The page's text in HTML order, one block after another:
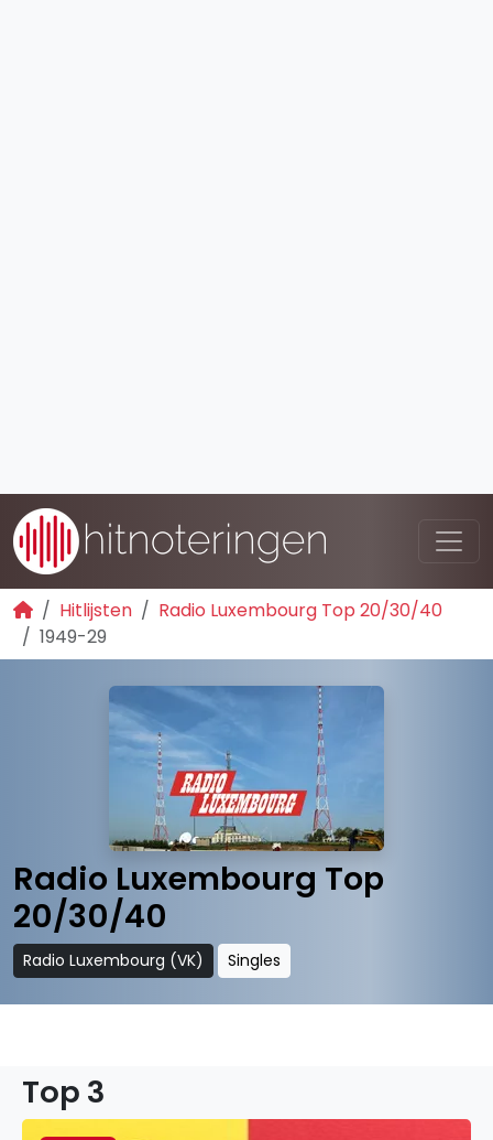
Hitlijsten
Radio Luxembourg Top 20/30/40
1949-29
Radio Luxembourg Top
20/30/40
Radio Luxembourg (VK) Singles
Top 3